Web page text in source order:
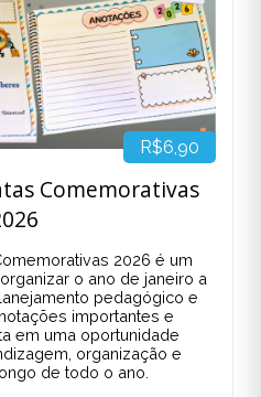
R$6,90
Comemorativas
2026 é um
o ano de janeiro a
pedagógico e
importantes e
em uma oportunidade
organização e
de todo o ano.